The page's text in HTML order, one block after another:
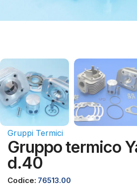
Gruppi Termici
Gruppo termico
d.40
Codice: 76513.00